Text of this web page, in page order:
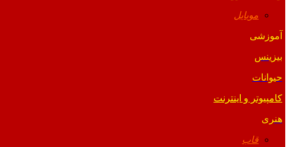
موبایل
آموزشی
بیزینس
حیوانات
کامپیوتر و اینترنت
هنری
قاب